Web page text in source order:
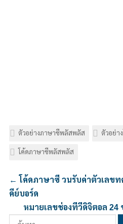
ตัวอย่างภาษาซีพลัสพลัส ตัวอย่า
โค้ดภาษาซีพลัสพลัส
← โค้ดภาษาซี วนรับค่าตัวเลข
คีย์บอร์ด
หมายเลขช่องทีวีดิจิตอล 24
ค้นหา